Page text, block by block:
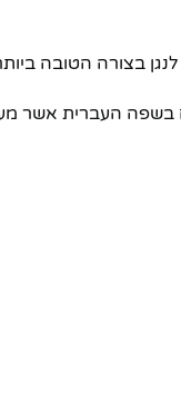
בצורה הטובה